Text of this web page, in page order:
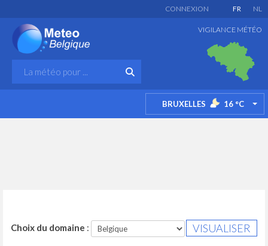
FR NL
CONNEXION
VIGILANCE MÉTÉO
BRUXELLES 16 °C
Choix du domaine :